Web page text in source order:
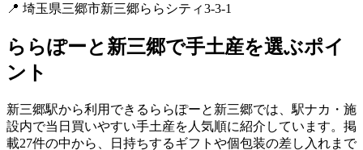
📍 埼玉県三郷市新三郷ららシティ3-3-1
ららぽーと新三郷で手土産を選ぶポイ
ント
新三郷駅から利用できるららぽーと新三郷では、駅ナカ・施
設内で当日買いやすい手土産を人気順に紹介しています。掲
載27件の中から、日持ちするギフトや個包装の差し入れまで